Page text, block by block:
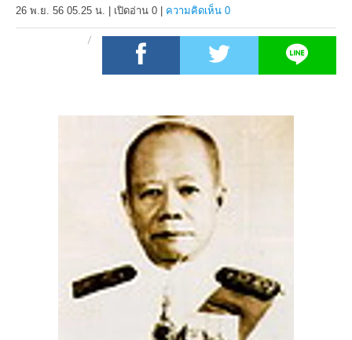
26 พ.ย. 56 05.25 น. เปิดอ่าน 0 ความคิดเห็น 0